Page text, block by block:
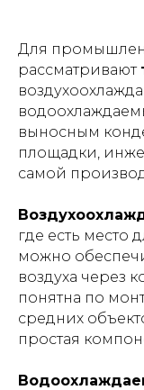
Для
рассматривают
выносным
площадки,
самой
где есть место
можно
воздуха через
понятна по
средних
простая